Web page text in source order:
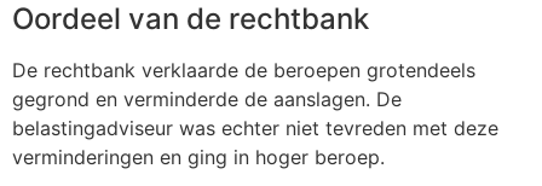
Oordeel van de rechtbank
De rechtbank verklaarde de beroepen grotendeels
gegrond en verminderde de aanslagen. De
belastingadviseur was echter niet tevreden met deze
verminderingen en ging in hoger beroep.